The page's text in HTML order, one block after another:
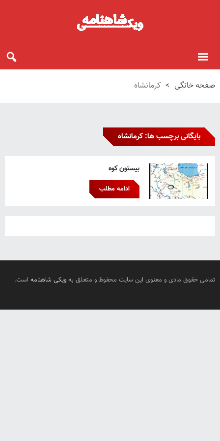
صفحه خانگی > کرمانشاه
بایگانی برچسب ها: کرمانشاه
بیستون کوه
ادامه مطلب
تمامی حقوق مادی و معنوی این سایت محفوظ و متعلق به ویکی شاهنامه است.